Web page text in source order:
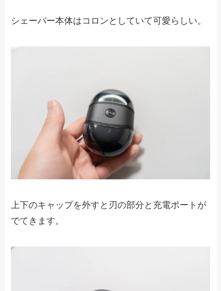
シェーバー本体はコロンとしていて可愛らしい。
上下のキャップを外すと刃の部分と充電ポートが
でてきます。